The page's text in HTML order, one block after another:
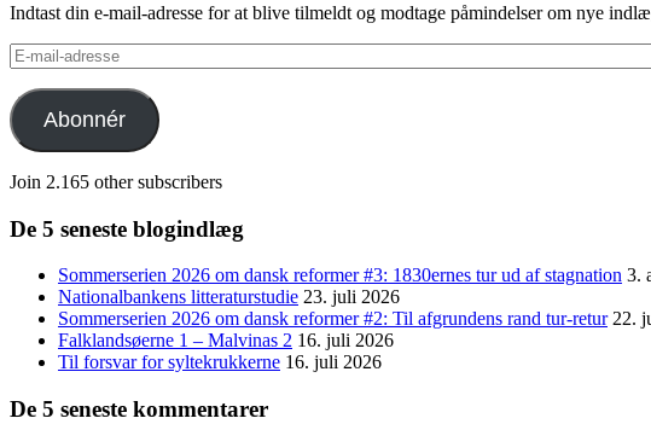
Indtast din e-mail-adresse for at blive tilmeldt og modtage påmindelser om nye
E-
mail-
adresse
Abonnér
Join 2.165 other subscribers
De 5 seneste blogindlæg
Sommerserien 2026 om dansk reformer #3: 1830ernes tur ud af stagnation 3.
Nationalbankens litteraturstudie 23. juli 2026
Sommerserien 2026 om dansk reformer #2: Til afgrundens rand tur-retur 22.
Falklandsøerne 1 – Malvinas 2 16. juli 2026
Til forsvar for syltekrukkerne 16. juli 2026
De 5 seneste kommentarer